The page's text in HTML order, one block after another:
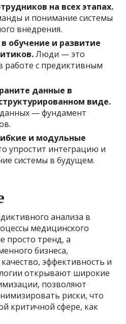
на всех этапах.
и понимание системы
внедрения.
обучение и развитие
Люди — это
работе с предиктивным
данные в
виде.
— фундамент
и модульные
упростит интеграцию и
системы в будущем.
анализа в
медицинского
просто тренд, а
бизнеса,
эффективность и
открывают широкие
позволяют
риски, что
критичной сфере, как